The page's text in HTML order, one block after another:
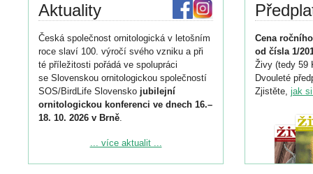
Aktuality
Česká společnost ornitologická v letošním
roce slaví 100. výročí svého vzniku a při
té příležitosti pořádá ve spolupráci
se Slovenskou ornitologickou společností
SOS/BirdLife Slovensko jubilejní
ornitologickou konferenci ve dnech 16.–
18. 10. 2026 v Brně.
Podrobnější informace ke konferenci
... více aktualit ...
Cena
od čísla 1/
Živy (tedy 59
Dvouleté
Zjistěte, jak